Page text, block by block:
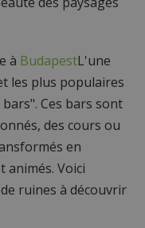
à BudapestL'une
les plus populaires
Ces bars sont
des cours ou
en
animés. Voici
ruines à découvrir